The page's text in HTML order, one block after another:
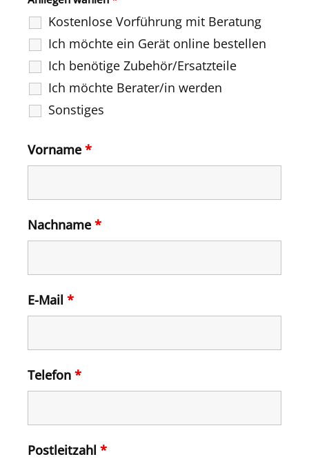
Kostenlose Vorführung mit Beratung
Ich möchte ein Gerät online bestellen
Ich benötige Zubehör/Ersatzteile
Ich möchte Berater/in werden
Sonstiges
Vorname *
Nachname *
E-Mail *
Telefon *
Postleitzahl *